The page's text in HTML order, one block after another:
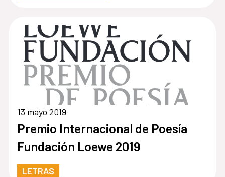
13 mayo 2019
Premio Internacional de Poesía
Fundación Loewe 2019
LETRAS